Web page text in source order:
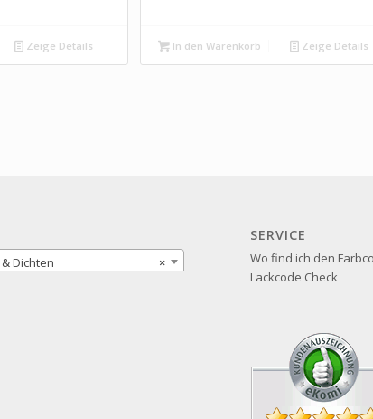
Zeige Details In den Warenkorb Zeige Details
×
Dichten
SERVICE
Wo find ich den
Lackcode Check